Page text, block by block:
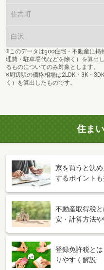
住吉町
白沢
※このデータはgoo住宅・不動産に掲
理費・駐車場代などを除く）を算出
るものについてのみ対象とします。
※周辺駅の価格相場は2LDK・3K・
く）を算出したものです。
住ま
家を買うと決
するポイント
不動産取得税
安・計算方法
登録免許税と
りやすく解説